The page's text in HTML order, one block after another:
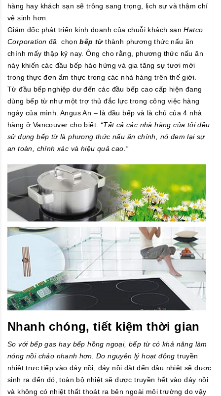
hàng hay khách sạn sẽ trông sang trọng, lịch sự và thậm chí
vệ sinh hơn.
Giám đốc phát triển kinh doanh của chuỗi khách sạnHatco
Corporation đã chọn bếp từ thành phương thức nấu ăn
chính mấy thập kỷ nay. Ông cho rằng, phương thức nấu ăn
này khiến các đầu bếp hào hứng và gia tăng sự tươi mới
trong thực đơn ẩm thực trong các nhà hàng trên thế giới.
Từ đầu bếp nghiệp dư đến các đầu bếp cao cấp hiện đang
dùng bếp từ như một trợ thủ đắc lực trong công việc hàng
ngày của mình. Angus An – là đầu bếp và là chủ của 4 nhà
hàng ở Vancouver cho biết: “Tất cả các nhà hàng của tôi đều
sử dụng bếp từ là phương thức nấu ăn chính, nó đem lại sự
an toàn, chính xác và hiệu quả cao.”
Nhanh chóng, tiết kiệm thời gian
So với bếp gas hay bếp hồng ngoại, bếp từ có khả năng làm
nóng nồi chảo nhanh hơn. Do nguyên lý hoạt độngtruyền
nhiệt trực tiếp vào đáy nồi, đáy nồi đặt đến đâu nhiệt sẽ được
sinh ra đến đó, toàn bộ nhiệt sẽ được truyền hết vào đáy nồi
và không có nhiệt thất thoát ra bên ngoài môi trường do vậy